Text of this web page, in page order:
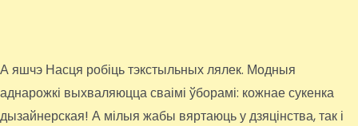
А яшчэ Насця робіць тэкстыльных лялек. Модныя
аднарожкі выхваляюцца сваімі ўборамі: кожнае сукенка
дызайнерская! А мілыя жабы вяртаюць у дзяцінства, так і